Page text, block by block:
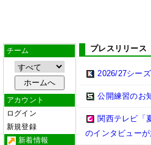
チーム
アカウント
ログイン
新規登録
新着情報
プレスリリース
2026/27シー
公開練習のお
関西テレビ「
のインタビュー